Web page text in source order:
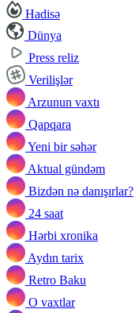
Hadisə
Dünya
Press reliz
Verilişlər
Arzunun vaxtı
Qapqara
Yeni bir səhər
Aktual gündəm
Bizdən nə danışırlar?
24 saat
Hərbi xronika
Aydın tarix
Retro Baku
O vaxtlar